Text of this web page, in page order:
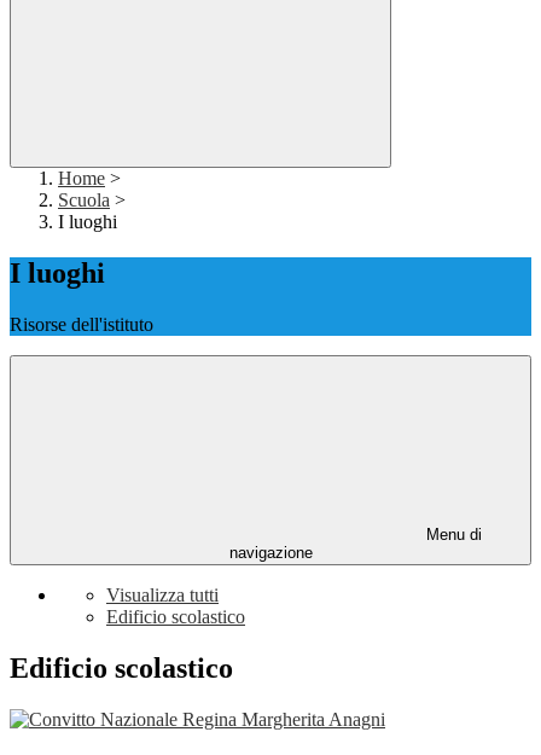
Home >
Scuola >
I luoghi
I luoghi
Risorse dell'istituto
Menu di
navigazione
Visualizza tutti
Edificio scolastico
Edificio scolastico